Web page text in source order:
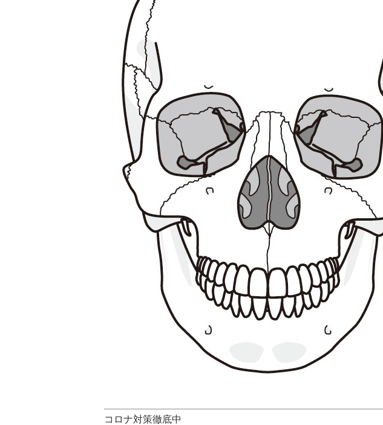
コロナ対策徹底中